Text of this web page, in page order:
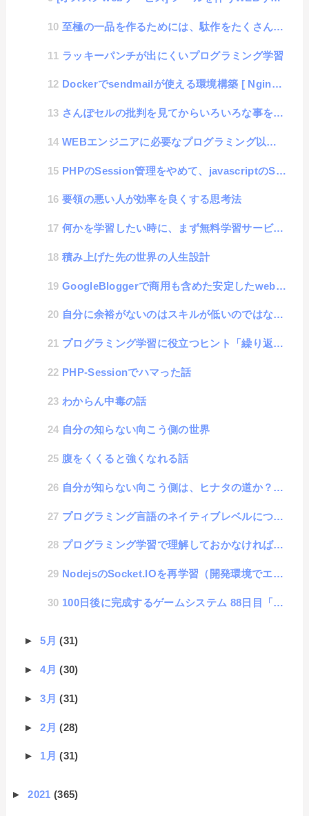
至極の一品を作るためには、駄作をたくさん作る必要がある話
ラッキーパンチが出にくいプログラミング学習
Dockerでsendmailが使える環境構築 [ Nginx-alphine + PHP-alph...
さんぽセルの批判を見てからいろいろな事を思い出した話
WEBエンジニアに必要なプログラミング以外のスキル
PHPのSession管理をやめて、javascriptのSessionStorageを採用した技術的な話
要領の悪い人が効率を良くする思考法
何かを学習したい時に、まず無料学習サービスを使わない人が、何をやっても学習できない事がわかった話
積み上げた先の世界の人生設計
GoogleBloggerで商用も含めた安定したwebサイト制作を求めて
自分に余裕がないのはスキルが低いのではなく、「○○」という悪魔の言葉を言ってしまうから
プログラミング学習に役立つヒント「繰り返しの学習」
PHP-Sessionでハマった話
わからん中毒の話
自分の知らない向こう側の世界
腹をくくると強くなれる話
自分が知らない向こう側は、ヒナタの道か？イバラの道か？
プログラミング言語のネイティブレベルについて
プログラミング学習で理解しておかなければいけない「ネガティブわからない」と「ポジティブわからない」
NodejsのSocket.IOを再学習（開発環境でエラーを出さないために）
100日後に完成するゲームシステム 88日目「路線変更」
►5月(31)
►4月(30)
►3月(31)
►2月(28)
► 1月(31)
►2021(365)